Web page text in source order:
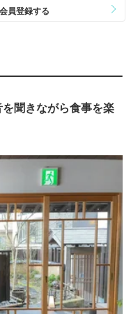
聞きながら食事を楽